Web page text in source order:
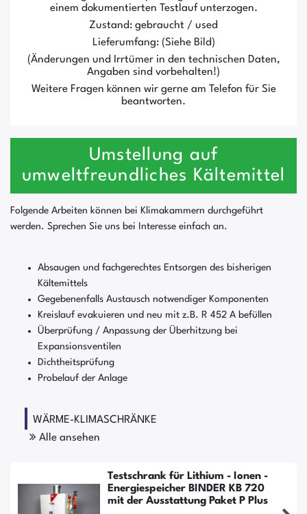
einem dokumentierten Testlauf unterzogen.
Zustand: gebraucht / used
Lieferumfang: (Siehe Bild)
(Änderungen und Irrtümer in den technischen Daten,
Angaben sind vorbehalten!)
Weitere Fragen können wir gerne am Telefon für Sie
beantworten.
Umstellung auf
umweltfreundliches Kältemittel
Folgende Arbeiten können bei Klimakammern durchgeführt
werden. Sprechen Sie uns bei Interesse einfach an.
Absaugen und fachgerechtes Entsorgen des bisherigen
Kältemittels
Gegebenenfalls Austausch notwendiger Komponenten
Kreislauf evakuieren und neu mit z.B. R 452 A befüllen
Überprüfung / Anpassung der Überhitzung bei
Expansionsventilen
Dichtheitsprüfung
Probelauf der Anlage
WÄRME-KLIMASCHRÄNKE
Alle ansehen
Testschrank für Lithium - Ionen -
Energiespeicher BINDER KB 720
mit der Ausstattung Paket P Plus